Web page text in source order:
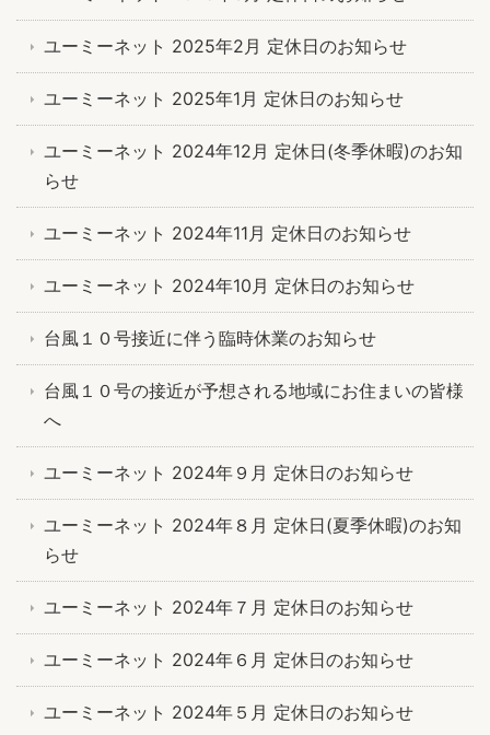
ユーミーネット 2025年2月 定休日のお知らせ
ユーミーネット 2025年1月 定休日のお知らせ
ユーミーネット 2024年12月 定休日(冬季休暇)のお知
らせ
ユーミーネット 2024年11月 定休日のお知らせ
ユーミーネット 2024年10月 定休日のお知らせ
台風１０号接近に伴う臨時休業のお知らせ
台風１０号の接近が予想される地域にお住まいの皆様
へ
ユーミーネット 2024年９月 定休日のお知らせ
ユーミーネット 2024年８月 定休日(夏季休暇)のお知
らせ
ユーミーネット 2024年７月 定休日のお知らせ
ユーミーネット 2024年６月 定休日のお知らせ
ユーミーネット 2024年５月 定休日のお知らせ